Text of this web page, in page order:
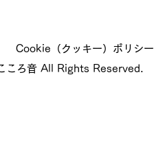
Cookie（クッキー）ポリシー
ろ音 All Rights Reserved.